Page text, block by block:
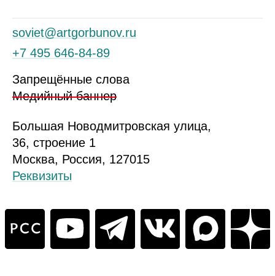
soviet@artgorbunov.ru
+7 495 646‑84‑89
Запрещённые слова
Медийный баннер
Большая Новодмитровская улица,
36, строение 1
Москва, Россия, 127015
Реквизиты